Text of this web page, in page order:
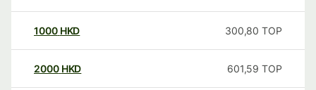
1000 HKD 300,80 TOP
2000 HKD 601,59 TOP